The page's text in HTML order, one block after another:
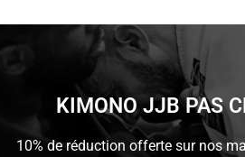
KIMONO JJB PAS
10% de réduction offerte sur nos